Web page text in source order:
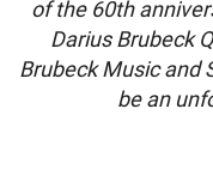
of the 60th
Darius Brubeck
Brubeck Music and
be an